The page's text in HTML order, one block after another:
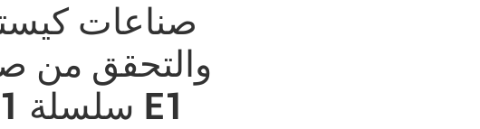
صناعات
والتحقق من
على شكل RAYSHAPE سلسلة 1 وحافة E1